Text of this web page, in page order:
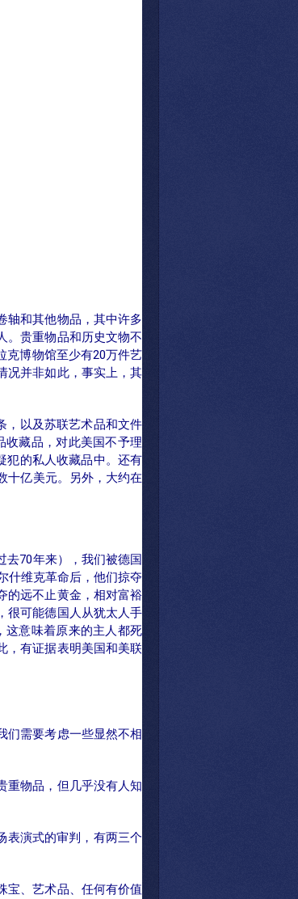
轴和其他物品，其中许多
。贵重物品和历史文物不
克博物馆至少有20万件艺
况并非如此，事实上，其
，以及苏联艺术品和文件
收藏品，对此美国不予理
犯的私人收藏品中。还有
十亿美元。另外，大约在
去70年来），我们被德国
什维克革命后，他们掠夺
的远不止黄金，相对富裕
很可能德国人从犹太人手
这意味着原来的主人都死
，有证据表明美国和美联
们需要考虑一些显然不相
重物品，但几乎没有人知
表演式的审判，有两三个
宝、艺术品、任何有价值